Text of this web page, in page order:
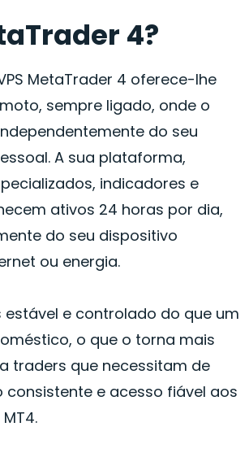
4?
MetaTrader 4 oferece-lhe
sempre ligado, onde o
do seu
A sua plataforma,
indicadores e
ativos 24 horas por dia,
do seu dispositivo
ou energia.
estável e controlado do que um
o que o torna mais
traders que necessitam de
e acesso fiável aos